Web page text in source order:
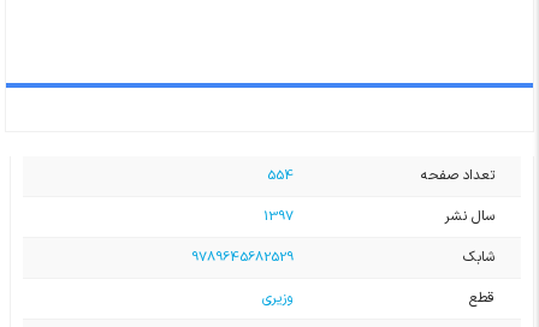
تعداد صفحه
554
سال نشر
1397
شابک
9789645682529
قطع
وزیری